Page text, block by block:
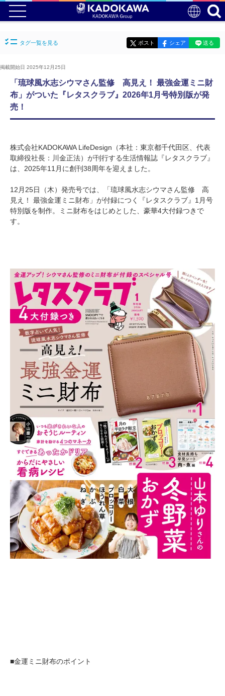
タグ一覧を見る ポスト シェア 送る
掲載開始日 2025年12月25日
「琉球風水志シウマさん監修 高見え！ 最強金運ミニ財
布」がついた『レタスクラブ』2026年1月号特別版が発
売！
株式会社KADOKAWA LifeDesign（本社：東京都千代田区、代表
取締役社長：川金正法）が刊行する生活情報誌『レタスクラブ』
は、2025年11月に創刊38周年を迎えました。
12月25日（木）発売号では、「琉球風水志シウマさん監修 高
見え！ 最強金運ミニ財布」が付録につく『レタスクラブ』1月号
特別版を制作。ミニ財布をはじめとした、豪華4大付録つきで
す。
■金運ミニ財布のポイント